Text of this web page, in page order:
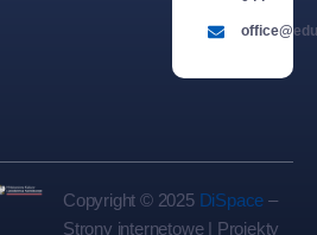
Copyright © 2025 DiSpace –
Strony internetowe | Projekty